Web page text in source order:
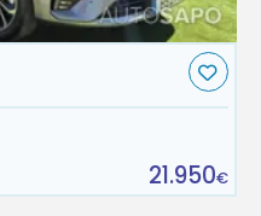
21.950€